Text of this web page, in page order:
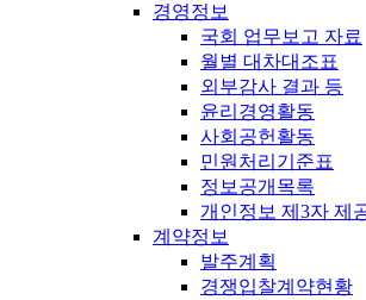
경영정보
국회 업무보고 자료
월별 대차대조표
외부감사 결과 등
윤리경영활동
사회공헌활동
민원처리기준표
정보공개목록
개인정보 제3자 제
계약정보
발주계획
경쟁입찰계약현황